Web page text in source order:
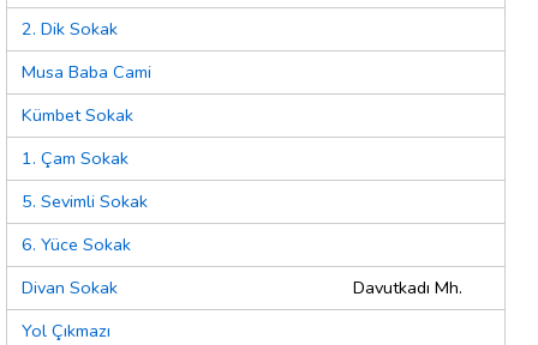
2. Dik Sokak
Musa Baba Cami
Kümbet Sokak
1. Çam Sokak
5. Sevimli Sokak
6. Yüce Sokak
Divan Sokak
Davutkadı Mh.
Yol Çıkmazı